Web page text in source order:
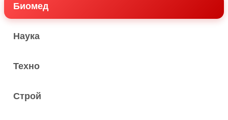
Биомед
Наука
Техно
Строй